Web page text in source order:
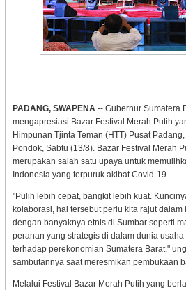
PADANG, SWAPENA-- Gubernur Sumatera
mengapresiasi Bazar Festival Merah Putih
Himpunan Tjinta Teman (HTT) Pusat
Pondok, Sabtu (13/8). Bazar Festival Merah
merupakan salah satu upaya untuk
Indonesia yang terpuruk akibat Covid-19.
"Pulih lebih cepat, bangkit lebih kuat.
kolaborasi, hal tersebut perlu kita rajut
dengan banyaknya etnis di Sumbar seperti
peranan yang strategis di dalam dunia
terhadap perekonomian Sumatera Barat,"
sambutannya saat meresmikan pembukaan
Melalui Festival Bazar Merah Putih yang